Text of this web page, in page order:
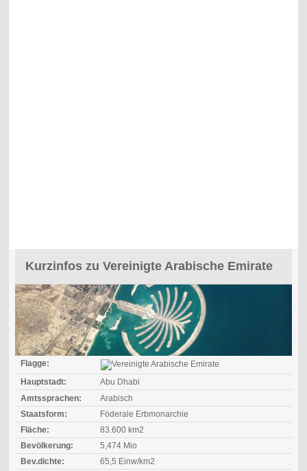
Kurzinfos zu Vereinigte Arabische Emirate
Flagge:
Hauptstadt:
Abu Dhabi
Amtssprachen:
Arabisch
Staatsform:
Föderale Erbmonarchie
Fläche:
83.600 km2
Bevölkerung:
5,474 Mio
Bev.dichte:
65,5 Einw/km2